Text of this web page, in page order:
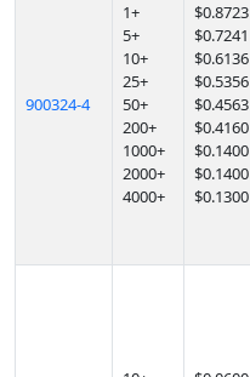
900324-4
1+
5+
10+
25+
50+
200+
1000+
2000+
4000+
$0.8723
$0.7241
$0.6136
$0.5356
$0.4563
$0.4160
$0.1400
$0.1400
$0.1300